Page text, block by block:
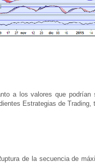
a los valores que podrían
Estrategias de Trading,
de la secuencia de